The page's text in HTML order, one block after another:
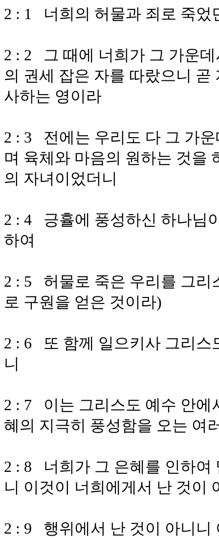
2 : 1 너희의 허물과 죄로 죽었
2 : 2 그 때에 너희가 그 가운
의 권세 잡은 자를 따랐으니
사하는 영이라
2 : 3 전에는 우리도 다 그 가
며 육체와 마음의 원하는 것을
의 자녀이었더니
2 : 4 긍휼에 풍성하신 하나님
하여
2 : 5 허물로 죽은 우리를 그리
로 구원을 얻은 것이라)
2 : 6 또 함께 일으키사 그리스
니
2 : 7 이는 그리스도 예수 안에
혜의 지극히 풍성함을 오는 여
2 : 8 너희가 그 은혜를 인하여
니 이것이 너희에게서 난 것이
2 : 9 행위에서 난 것이 아니니